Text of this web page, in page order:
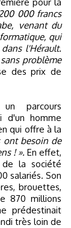
000 francs
venant du
qui
l'Hérault.
problème
des prix de
parcours
d'un homme
qui offre à la
ont besoin de
! ». En effet,
la société
salariés. Son
brouettes,
870 millions
prédestinait
très loin de